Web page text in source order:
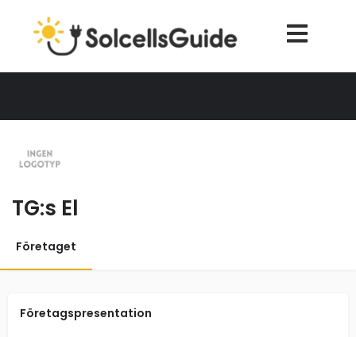
TG:s El
Företaget
Företagspresentation